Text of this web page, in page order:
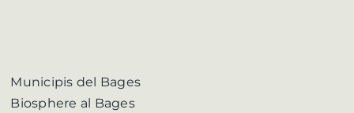
Municipis del Bages
Biosphere al Bages